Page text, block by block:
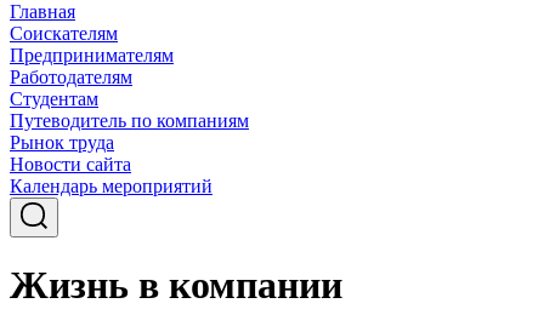
Главная
Соискателям
Предпринимателям
Работодателям
Студентам
Путеводитель по компаниям
Рынок труда
Новости сайта
Календарь мероприятий
Жизнь в компании